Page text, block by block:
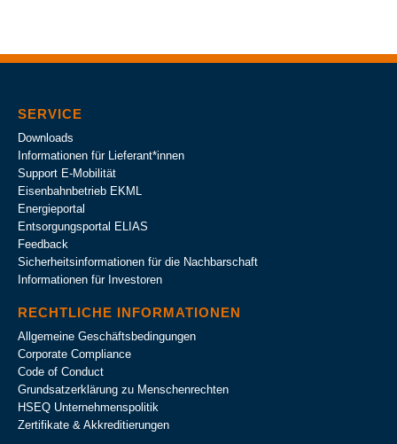
SERVICE
Downloads
Informationen für Lieferant*innen
Support E-Mobilität
Eisenbahnbetrieb EKML
Energieportal
Entsorgungsportal ELIAS
Feedback
Sicherheitsinformationen für die Nachbarschaft
Informationen für Investoren
RECHTLICHE INFORMATIONEN
Allgemeine Geschäftsbedingungen
Corporate Compliance
Code of Conduct
Grundsatzerklärung zu Menschenrechten
HSEQ Unternehmens­politik
Zertifikate & Akkreditierungen